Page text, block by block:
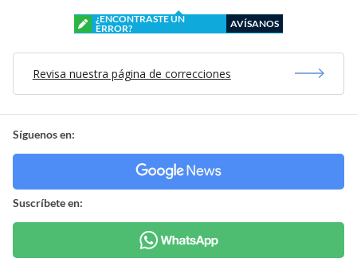
¿ENCONTRASTE UN
ERROR?
AVÍSANOS
Revisa nuestra página de correcciones
Síguenos en:
Suscríbete en: